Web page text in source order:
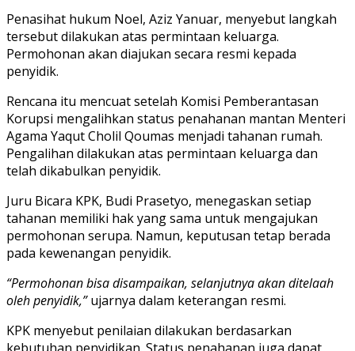
Penasihat hukum Noel, Aziz Yanuar, menyebut langkah
tersebut dilakukan atas permintaan keluarga.
Permohonan akan diajukan secara resmi kepada
penyidik.
Rencana itu mencuat setelah Komisi Pemberantasan
Korupsi mengalihkan status penahanan mantan Menteri
Agama Yaqut Cholil Qoumas menjadi tahanan rumah.
Pengalihan dilakukan atas permintaan keluarga dan
telah dikabulkan penyidik.
Juru Bicara KPK, Budi Prasetyo, menegaskan setiap
tahanan memiliki hak yang sama untuk mengajukan
permohonan serupa. Namun, keputusan tetap berada
pada kewenangan penyidik.
“Permohonan bisa disampaikan, selanjutnya akan ditelaah
oleh penyidik,”ujarnya dalam keterangan resmi.
KPK menyebut penilaian dilakukan berdasarkan